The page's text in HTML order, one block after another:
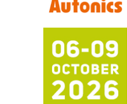
Automatizacija
Proizvodnja iC7
mrežnog
hlađenjem
Potpuna
sistema